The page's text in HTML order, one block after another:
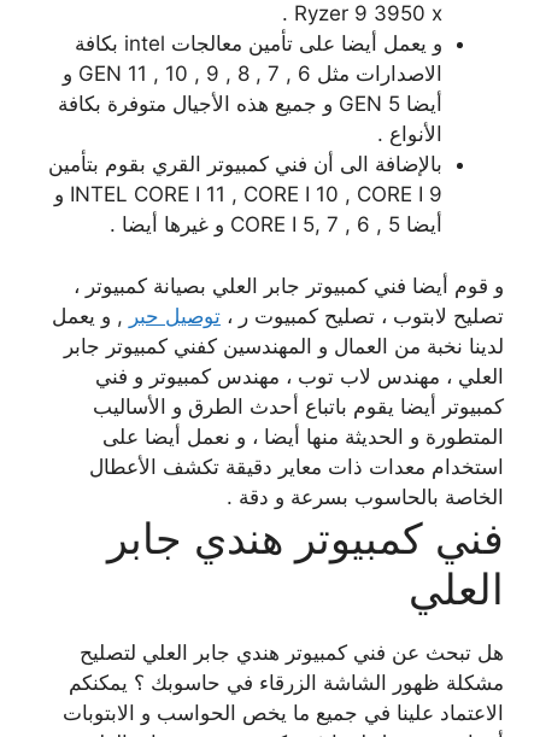
Ryzer 9 3950 x .
و يعمل أيضا على تأمين معالجات intel بكافة
الاصدارات مثل GEN 11 , 10 , 9 , 8 , 7 , 6 و
أيضا GEN 5 و جميع هذه الأجيال متوفرة بكافة
الأنواع .
بالإضافة الى أن فني كمبيوتر القري بقوم بتأمين
INTEL CORE I 11 , CORE I 10 , CORE I 9 و
أيضا CORE I 5, 7 , 6 , 5 و غيرها أيضا .
و قوم أيضا فني كمبيوتر جابر العلي بصيانة كمبيوتر ،
تصليح لابتوب ، تصليح كمبيوت ر ، توصيل حبر , و يعمل
لدينا نخبة من العمال و المهندسين كفني كمبيوتر جابر
العلي ، مهندس لاب توب ، مهندس كمبيوتر و فني
كمبيوتر أيضا يقوم باتباع أحدث الطرق و الأساليب
المتطورة و الحديثة منها أيضا ، و نعمل أيضا على
استخدام معدات ذات معاير دقيقة تكشف الأعطال
الخاصة بالحاسوب بسرعة و دقة .
فني كمبيوتر هندي جابر
العلي
هل تبحث عن فني كمبيوتر هندي جابر العلي لتصليح
مشكلة ظهور الشاشة الزرقاء في حاسوبك ؟ يمكنكم
الاعتماد علينا في جميع ما يخص الحواسب و الابتوبات